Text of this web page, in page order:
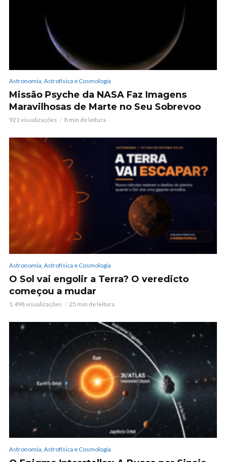
Astronomia, Astrofísica e Cosmologia
Missão Psyche da NASA Faz Imagens
Maravilhosas de Marte no Seu Sobrevoo
921 visualizações 8 min de leitura
Astronomia, Astrofísica e Cosmologia
O Sol vai engolir a Terra? O veredicto
começou a mudar
1.498 visualizações 25 min de leitura
Astronomia, Astrofísica e Cosmologia